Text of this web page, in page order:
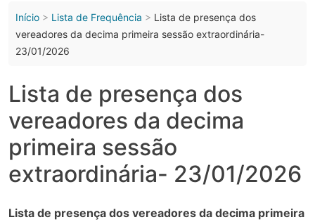
Início Lista de Frequência
Lista de presença dos
vereadores da decima primeira sessão extraordinária-
23/01/2026
Lista de presença dos
vereadores da decima
primeira sessão
extraordinária- 23/01/2026
Lista de presença dos vereadores da decima primeira